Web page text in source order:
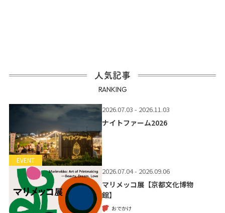
人気記事
RANKING
EVENT
2026.07.03 - 2026.11.03
ナイトファーム2026
2026.07.04 - 2026.09.06
マリメッコ展【京都文化博物
館】
おでかけ